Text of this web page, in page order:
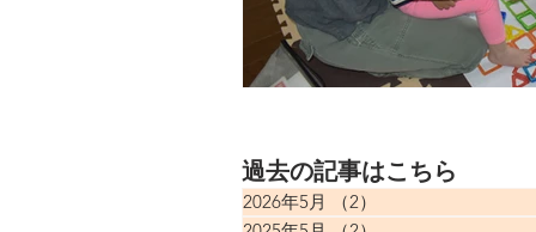
過去の記事はこちら
2026年5月 （2）